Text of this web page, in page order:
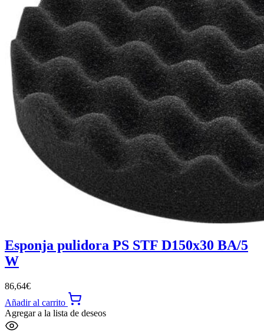
Esponja pulidora PS STF D150x30 BA/5
W
86,64€
Añadir al carrito
Agregar a la lista de deseos